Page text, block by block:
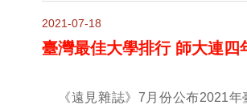
2021-07-18
臺灣最佳大學排行 師大連四
《遠見雜誌》7月份公布2021